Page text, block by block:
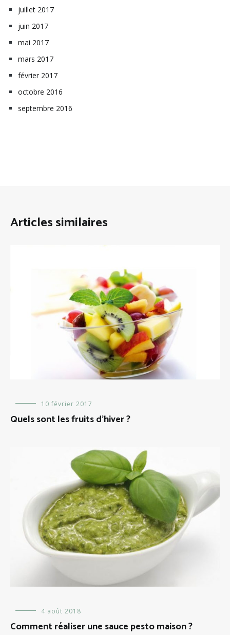
juillet 2017
juin 2017
mai 2017
mars 2017
février 2017
octobre 2016
septembre 2016
Articles similaires
Alimentation10 février 2017
Quels sont les fruits d’hiver ?
Alimentation ,
de
4 août 2018
Comment réaliser une sauce pesto maison ?